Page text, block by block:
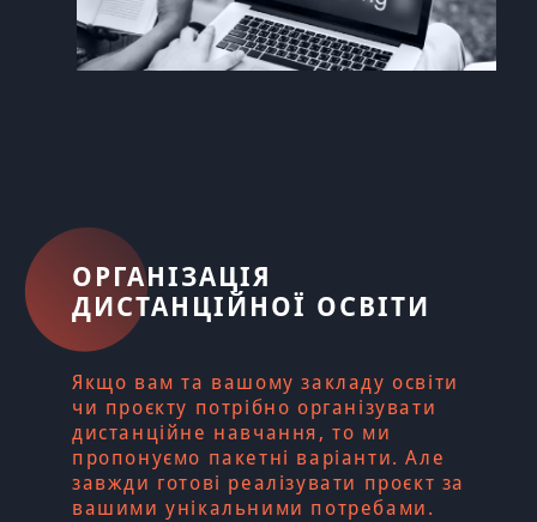
ОРГАНІЗАЦІЯ
ДИСТАНЦІЙНОЇ ОСВІТИ
Якщо вам та вашому закладу освіти
чи проєкту потрібно організувати
дистанційне навчання, то ми
пропонуємо пакетні варіанти. Але
завжди готові реалізувати проєкт за
вашими унікальними потребами.